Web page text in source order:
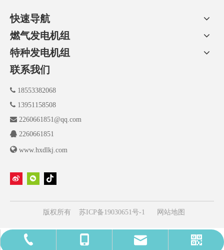
快速导航
燃气发电机组
特种发电机组
联系我们
 18553382068
 13951158508
 2260661851@qq.com
 2260661851
 www.hxdlkj.com
2260661851@qq.com
版权所有 苏ICP备19030651号-1 网站地图